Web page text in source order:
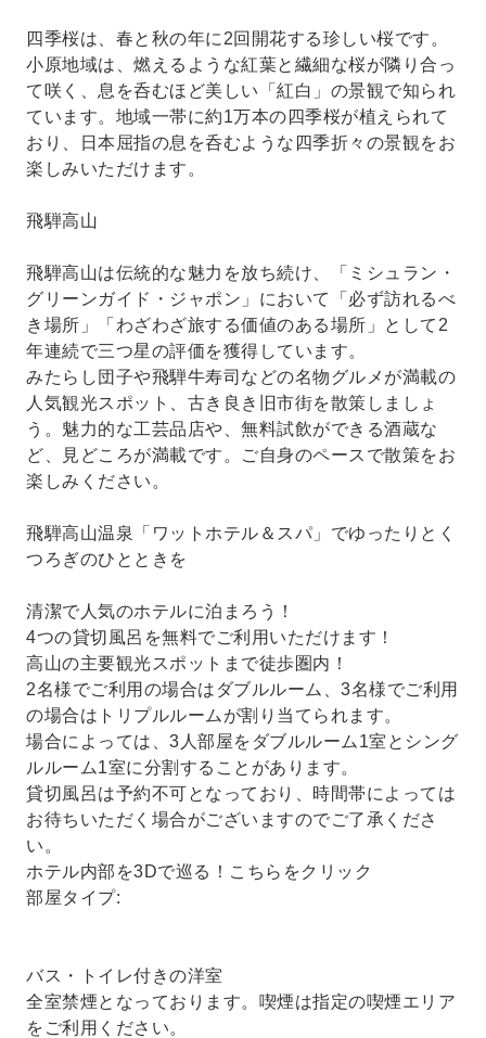
四季桜は、春と秋の年に2回開花する珍しい桜です。
小原地域は、燃えるような紅葉と繊細な桜が隣り合っ
て咲く、息を呑むほど美しい「紅白」の景観で知られ
ています。地域一帯に約1万本の四季桜が植えられて
おり、日本屈指の息を呑むような四季折々の景観をお
楽しみいただけます。
飛騨高山
飛騨高山は伝統的な魅力を放ち続け、「ミシュラン・
グリーンガイド・ジャポン」において「必ず訪れるべ
き場所」「わざわざ旅する価値のある場所」として2
年連続で三つ星の評価を獲得しています。
みたらし団子や飛騨牛寿司などの名物グルメが満載の
人気観光スポット、古き良き旧市街を散策しましょ
う。魅力的な工芸品店や、無料試飲ができる酒蔵な
ど、見どころが満載です。ご自身のペースで散策をお
楽しみください。
飛騨高山温泉「ワットホテル＆スパ」でゆったりとく
つろぎのひとときを
清潔で人気のホテルに泊まろう！
4つの貸切風呂を無料でご利用いただけます！
高山の主要観光スポットまで徒歩圏内！
2名様でご利用の場合はダブルルーム、3名様でご利用
の場合はトリプルルームが割り当てられます。
場合によっては、3人部屋をダブルルーム1室とシング
ルルーム1室に分割することがあります。
貸切風呂は予約不可となっており、時間帯によっては
お待ちいただく場合がございますのでご了承くださ
い。
ホテル内部を3Dで巡る！こちらをクリック
部屋タイプ:
バス・トイレ付きの洋室
全室禁煙となっております。喫煙は指定の喫煙エリア
をご利用ください。